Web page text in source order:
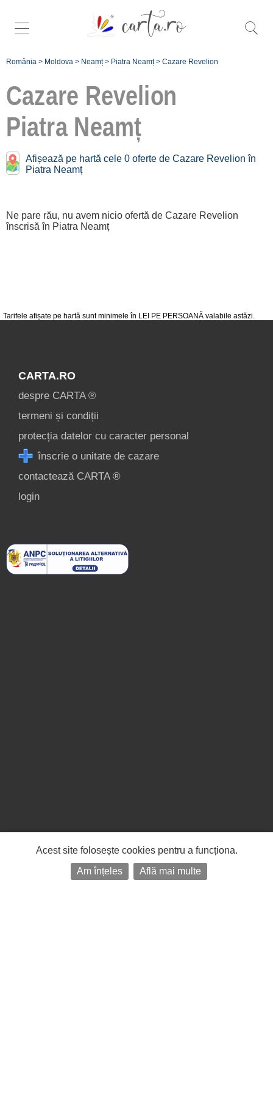
România > Moldova > Neamț> Piatra Neamț> Cazare Revelion
Cazare Revelion
Piatra Neamț
Afișează pe hartă cele 0 oferte de Cazare Revelion în
Piatra Neamț
Tarifele afișate pe hartă sunt minimele în LEI PE PERSOANĂ valabile astăzi.
Ne pare rău, nu avem nicio ofertă de Cazare Revelion
înscrisă în Piatra Neamț
o unitate de
despre C A
login
CARTA.RO
despre CARTA ®
termeni și condiții
protecția datelor cu caracter personal
înscrie o unitate de cazare
contactează CARTA ®
login
Acest site folosește cookies pentru a funcționa.
Am înțeles
Află mai multe